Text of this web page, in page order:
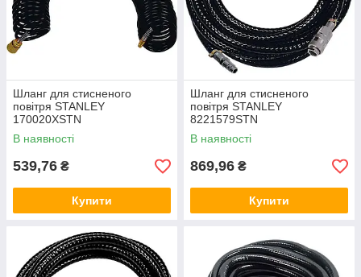
Шланг для стисненого
повітря STANLEY
170020XSTN
В наявності
539,76 ₴
Купити
Шланг для стисненого
повітря STANLEY
8221579STN
В наявності
869,96 ₴
Купити